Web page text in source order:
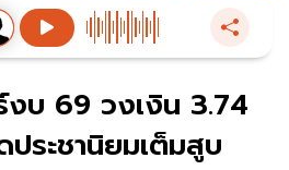
บ 69 วงเงิน 3.74
ระชานิยมเต็มสูบ